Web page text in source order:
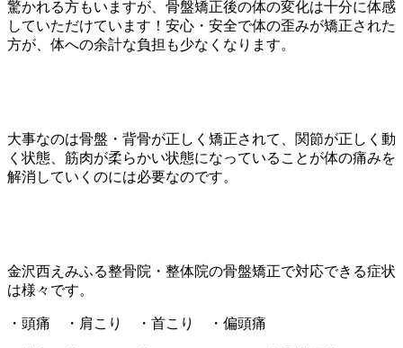
驚かれる方もいますが、骨盤矯正後の体の変化は十分に体感
していただけています！安心・安全で体の歪みが矯正された
方が、体への余計な負担も少なくなります。
大事なのは骨盤・背骨が正しく矯正されて、関節が正しく動
く状態、筋肉が柔らかい状態になっていることが体の痛みを
解消していくのには必要なのです。
金沢西えみふる整骨院・整体院の骨盤矯正で対応できる症状
は様々です。
・頭痛 ・肩こり ・首こり ・偏頭痛